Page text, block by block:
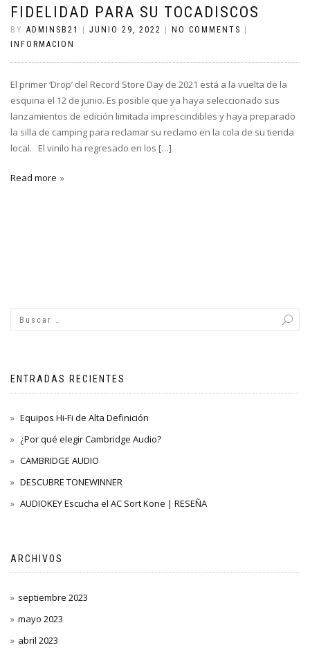
FIDELIDAD PARA SU TOCADISCOS
BY ADMINSB21 JUNIO 29, 2022 NO COMMENTS
INFORMACION
El primer ‘Drop’ del Record Store Day de 2021 está a la vuelta de la
esquina el 12 de junio. Es posible que ya haya seleccionado sus
lanzamientos de edición limitada imprescindibles y haya preparado
la silla de camping para reclamar su reclamo en la cola de su tienda
local. El vinilo ha regresado en los […]
Read more
ENTRADAS RECIENTES
Equipos Hi-Fi de Alta Definición
¿Por qué elegir Cambridge Audio?
CAMBRIDGE AUDIO
DESCUBRE TONEWINNER
AUDIOKEY Escucha el AC Sort Kone | RESEÑA
ARCHIVOS
septiembre 2023
mayo 2023
abril 2023